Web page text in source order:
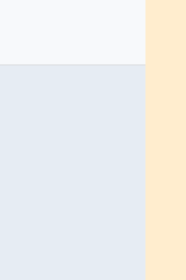
perspektivy